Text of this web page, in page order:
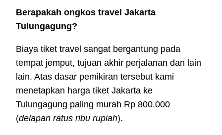
Berapakah ongkos travel Jakarta
Tulungagung?
Biaya tiket travel sangat bergantung pada
tempat jemput, tujuan akhir perjalanan dan lain
lain. Atas dasar pemikiran tersebut kami
menetapkan harga tiket Jakarta ke
Tulungagung paling murah Rp 800.000
(delapan ratus ribu rupiah).